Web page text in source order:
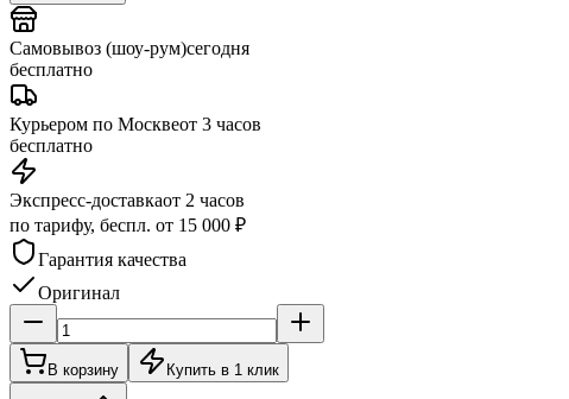
Самовывоз (шоу-рум)сегодня
бесплатно
Курьером по Москвеот 3 часов
бесплатно
Экспресс-доставкаот 2 часов
по тарифу, беспл. от 15 000 ₽
Гарантия качества
Оригинал
В корзину Купить в 1 клик